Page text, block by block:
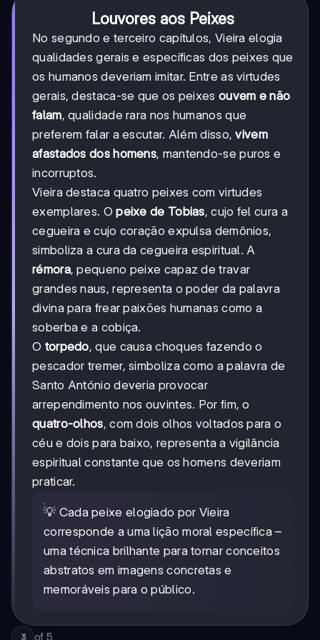
Louvores aos Peixes
No segundo e terceiro capítulos, Vieira elogia
qualidades gerais e específicas dos peixes que
os humanos deveriam imitar. Entre as virtudes
gerais, destaca-se que os peixes ouvem e não
falam, qualidade rara nos humanos que
preferem falar a escutar. Além disso,vivem
afastados dos homens, mantendo-se puros e
incorruptos.
Vieira destaca quatro peixes com virtudes
exemplares. Opeixe de Tobias, cujo fel cura a
cegueira e cujo coração expulsa demônios,
simboliza a cura da cegueira espiritual. A
rémora, pequeno peixe capaz de travar
grandes naus, representa o poder da palavra
divina para frear paixões humanas como a
soberba e a cobiça.
O torpedo, que causa choques fazendo o
pescador tremer, simboliza como a palavra de
Santo António deveria provocar
arrependimento nos ouvintes. Por fim, o
quatro-olhos, com dois olhos voltados para o
céu e dois para baixo, representa a vigilância
espiritual constante que os homens deveriam
praticar.
💡 Cada peixe elogiado por Vieira
corresponde a uma lição moral específica –
uma técnica brilhante para tornar conceitos
abstratos em imagens concretas e
memoráveis para o público.
3 of 5